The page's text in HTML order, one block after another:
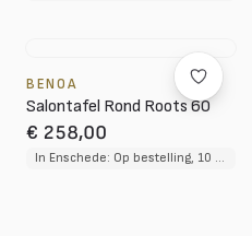
BENOA
Salontafel Rond Roots 60
€ 258,00
In Enschede: Op bestelling, 10 tot 12 weken levertijd